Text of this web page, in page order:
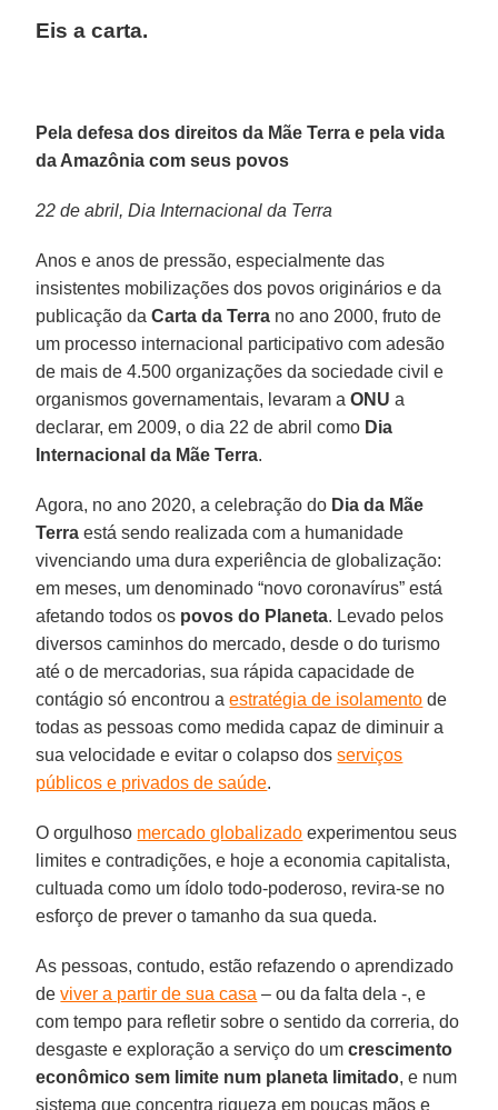
Eis a carta.
Pela defesa dos direitos da Mãe Terra e pela vida
da Amazônia com seus povos
22 de abril, Dia Internacional da Terra
Anos e anos de pressão, especialmente das
insistentes mobilizações dos povos originários e da
publicação daCarta da Terra no ano 2000, fruto de
um processo internacional participativo com adesão
de mais de 4.500 organizações da sociedade civil e
organismos governamentais, levaram aONU a
declarar, em 2009, o dia 22 de abril como Dia
Internacional da Mãe Terra.
Agora, no ano 2020, a celebração do Dia da Mãe
Terra está sendo realizada com a humanidade
vivenciando uma dura experiência de globalização:
em meses, um denominado “novo coronavírus” está
afetando todos os povos do Planeta. Levado pelos
diversos caminhos do mercado, desde o do turismo
até o de mercadorias, sua rápida capacidade de
contágio só encontrou aestratégia de isolamento de
todas as pessoas como medida capaz de diminuir a
sua velocidade e evitar o colapso dosserviços
públicos e privados de saúde.
O orgulhoso mercado globalizado experimentou seus
limites e contradições, e hoje a economia capitalista,
cultuada como um ídolo todo-poderoso, revira-se no
esforço de prever o tamanho da sua queda.
As pessoas, contudo, estão refazendo o aprendizado
deviver a partir de sua casa – ou da falta dela -, e
com tempo para refletir sobre o sentido da correria, do
desgaste e exploração a serviço do umcrescimento
econômico sem limite num planeta limitado, e num
sistema que concentra riqueza em poucas mãos e